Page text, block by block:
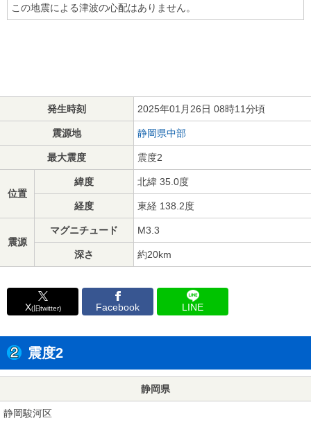
この地震による津波の心配はありません。
発生時刻 2025年01月26日 08時11分頃
震源地 静岡県中部
最大震度 震度2
位置
緯度 北緯 35.0度
経度 東経 138.2度
震源
マグニチュード M3.3
深さ 約20km
X(旧twitter) Facebook LINE
震度2
静岡県
静岡駿河区